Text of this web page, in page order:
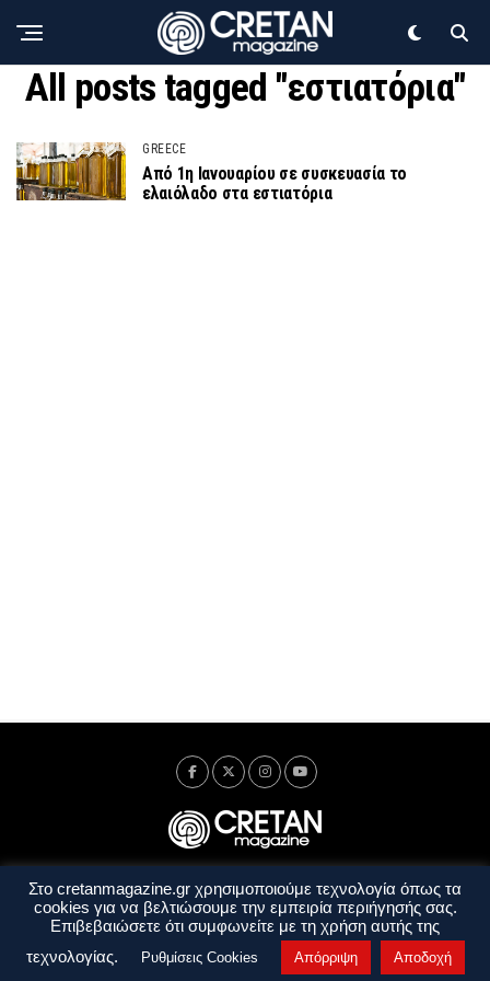
All posts tagged "εστιατόρια"
GREECE
Από 1η Ιανουαρίου σε συσκευασία το
ελαιόλαδο στα εστιατόρια
Ταυτότητα Πολιτική Απορρήτου
Όροι Χρήσης
Όροι και Προϋποθέσεις
Στο cretanmagazine.gr χρησιμοποιούμε τεχνολογία όπως τα
cookies για να βελτιώσουμε την εμπειρία περιήγησής σας.
Επιβεβαιώσετε ότι συμφωνείτε με τη χρήση αυτής της
τεχνολογίας.
Ρυθμίσεις Cookies Απόρριψη Αποδοχή